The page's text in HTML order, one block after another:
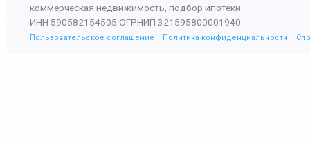
коммерческая недвижимость, подбор ипотеки
ИНН 590582154505 ОГРНИП 321595800001940
Пользовательское соглашение Политика конфиденциальности